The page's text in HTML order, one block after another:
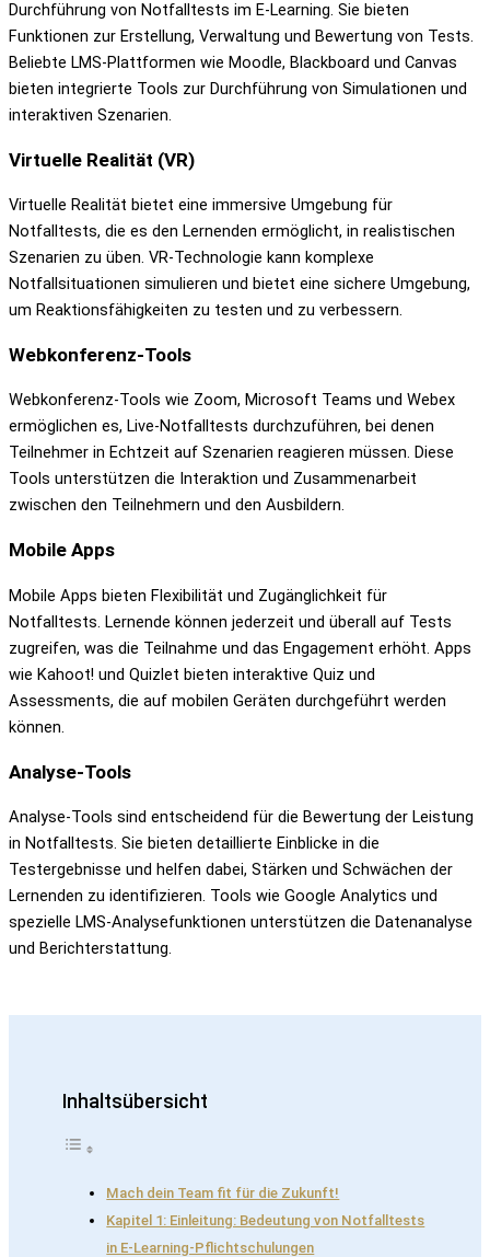
Durchführung von Notfalltests im E-Learning. Sie bieten
Funktionen zur Erstellung, Verwaltung und Bewertung von Tests.
Beliebte LMS-Plattformen wie Moodle, Blackboard und Canvas
bieten integrierte Tools zur Durchführung von Simulationen und
interaktiven Szenarien.
Virtuelle Realität (VR)
Virtuelle Realität bietet eine immersive Umgebung für
Notfalltests, die es den Lernenden ermöglicht, in realistischen
Szenarien zu üben. VR-Technologie kann komplexe
Notfallsituationen simulieren und bietet eine sichere Umgebung,
um Reaktionsfähigkeiten zu testen und zu verbessern.
Webkonferenz-Tools
Webkonferenz-Tools wie Zoom, Microsoft Teams und Webex
ermöglichen es, Live-Notfalltests durchzuführen, bei denen
Teilnehmer in Echtzeit auf Szenarien reagieren müssen. Diese
Tools unterstützen die Interaktion und Zusammenarbeit
zwischen den Teilnehmern und den Ausbildern.
Mobile Apps
Mobile Apps bieten Flexibilität und Zugänglichkeit für
Notfalltests. Lernende können jederzeit und überall auf Tests
zugreifen, was die Teilnahme und das Engagement erhöht. Apps
wie Kahoot! und Quizlet bieten interaktive Quiz und
Assessments, die auf mobilen Geräten durchgeführt werden
können.
Analyse-Tools
Analyse-Tools sind entscheidend für die Bewertung der Leistung
in Notfalltests. Sie bieten detaillierte Einblicke in die
Testergebnisse und helfen dabei, Stärken und Schwächen der
Lernenden zu identifizieren. Tools wie Google Analytics und
spezielle LMS-Analysefunktionen unterstützen die Datenanalyse
und Berichterstattung.
Inhaltsübersicht
Mach dein Team fit für die Zukunft!
Kapitel 1: Einleitung: Bedeutung von Notfalltests
in E-Learning-Pflichtschulungen